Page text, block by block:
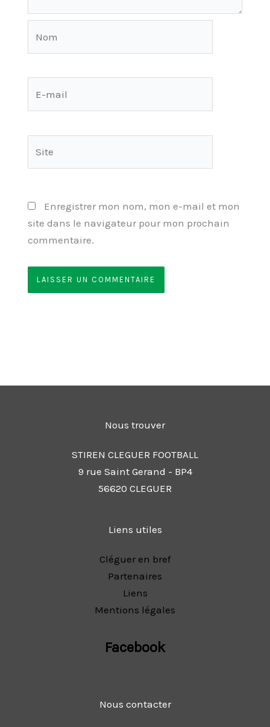
Enregistrer mon nom, mon e-mail et mon
site dans le navigateur pour mon prochain
commentaire.
Nous trouver
STIREN CLEGUER FOOTBALL
9 rue Saint Gerand - BP4
56620 CLEGUER
Liens utiles
Cléguer en bref
Partenaires
Liens
Mentions légales
Facebook
Nous contacter